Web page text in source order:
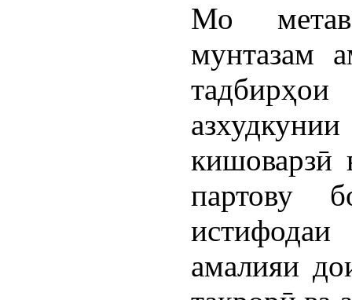
Мо
мунтазам
кишоварзӣ
партову
амалияи